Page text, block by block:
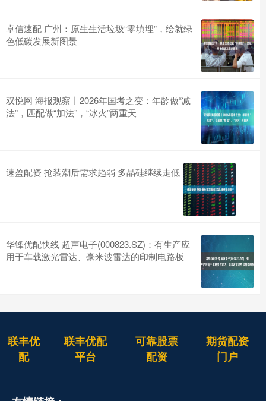
卓信速配 广州：原生生活垃圾“零填埋”，绘就绿
色低碳发展新图景
双悦网 海报观察丨2026年国考之变：年龄做“减
法”，匹配做“加法”，“冰火”两重天
速盈配资 抢装潮后需求趋弱 多晶硅继续走低
华锋优配快线 超声电子(000823.SZ)：有生产应
用于车载激光雷达、毫米波雷达的印制电路板
联丰优
配
联丰优配
平台
可靠股票
配资
期货配资
门户